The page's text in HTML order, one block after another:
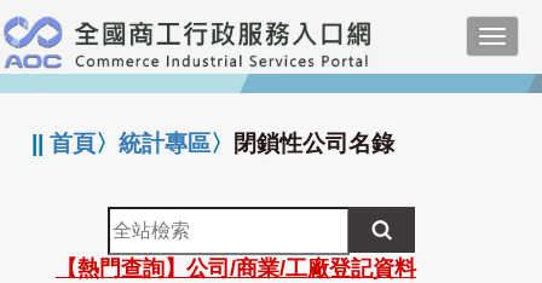
跳
到
主
要
:::
||首頁〉統計專區〉 閉鎖性公司名錄
全
站
檢
【熱門查詢】公司/商業/工廠登記資料